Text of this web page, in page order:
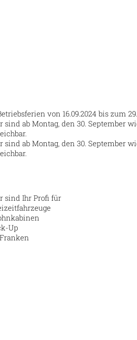
von 16.09.2024 bis zum
sind ab Montag, den 30. September
sind ab Montag, den 30. September
sind Ihr Profi für
Up